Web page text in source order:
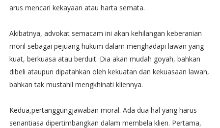
arus mencari kekayaan atau harta semata.
Akibatnya, advokat semacam ini akan kehilangan keberanian
moril sebagai pejuang hukum dalam menghadapi lawan yang
kuat, berkuasa atau berduit. Dia akan mudah goyah, bahkan
dibeli ataupun dipatahkan oleh kekuatan dan kekuasaan lawan,
bahkan tak mustahil mengkhinati kliennya.
Kedua,pertanggungjawaban moral. Ada dua hal yang harus
senantiasa dipertimbangkan dalam membela klien. Pertama,